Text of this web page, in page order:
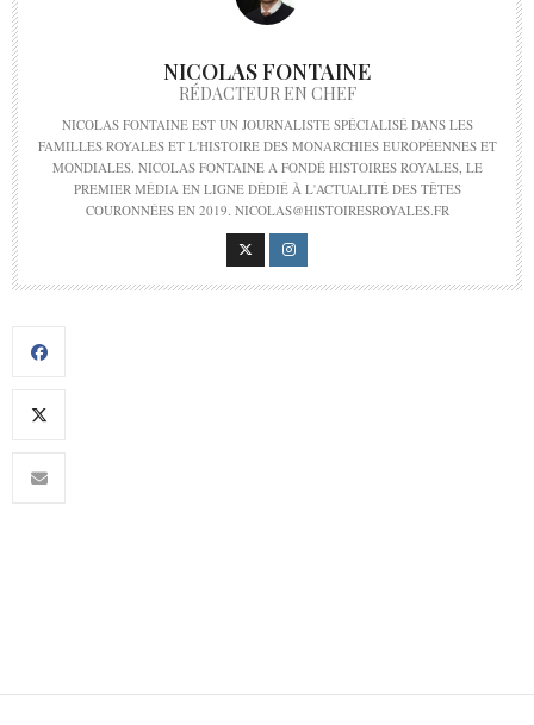
NICOLAS FONTAINE
RÉDACTEUR EN CHEF
NICOLAS FONTAINE EST UN JOURNALISTE SPÉCIALISÉ DANS LES
FAMILLES ROYALES ET L'HISTOIRE DES MONARCHIES EUROPÉENNES ET
MONDIALES. NICOLAS FONTAINE A FONDÉ HISTOIRES ROYALES, LE
PREMIER MÉDIA EN LIGNE DÉDIÉ À L'ACTUALITÉ DES TÊTES
COURONNÉES EN 2019. NICOLAS@HISTOIRESROYALES.FR